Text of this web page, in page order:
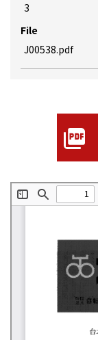
3
File
J00538.pdf